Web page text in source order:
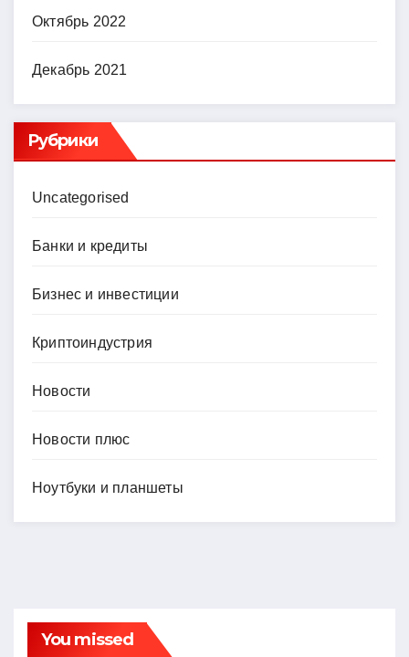
Октябрь 2022
Декабрь 2021
Рубрики
Uncategorised
Банки и кредиты
Бизнес и инвестиции
Криптоиндустрия
Новости
Новости плюс
Ноутбуки и планшеты
You missed